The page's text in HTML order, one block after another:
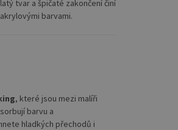
tvar a špičaté zakončení činí
barvami.
, které jsou mezi malíři
barvu a
hladkých přechodů i